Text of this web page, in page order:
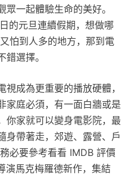
一起體驗生命的美好。
的元旦連續假期，想做哪
怕到人多的地方，那到電
選擇。
成為更重要的播放硬體，
家庭必須，有一面白牆或是
你家就可以變身電影院，最
身帶著走，郊遊、露營、戶
必要參考看看 IMDB 評價
演馬克梅羅德新作，集結